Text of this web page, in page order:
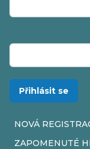
Přihlásit se
NOVÁ
ZAPOMENUTÉ